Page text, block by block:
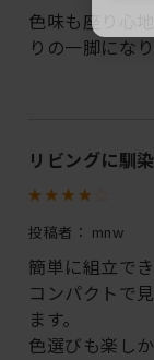
色味も座り心
りの一脚にな
リビングに馴
投稿者： mnw
簡単に組立で
コンパクトで
ます。
色選びも楽しか